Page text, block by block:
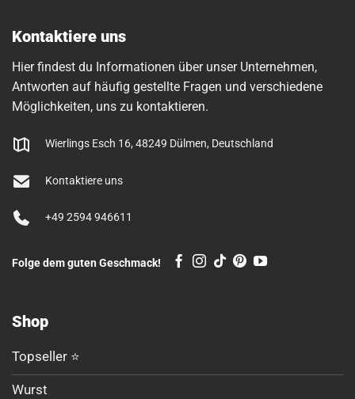
Kontaktiere uns
Hier findest du Informationen über unser Unternehmen,
Antworten auf häufig gestellte Fragen und verschiedene
Möglichkeiten, uns zu kontaktieren.
Wierlings Esch 16, 48249 Dülmen, Deutschland
Kontaktiere uns
+49 2594 946611
Folge dem guten Geschmack!
Shop
Topseller ⭐
Wurst